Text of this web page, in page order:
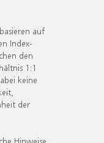
auf
Index-
den
1:1
keine
der